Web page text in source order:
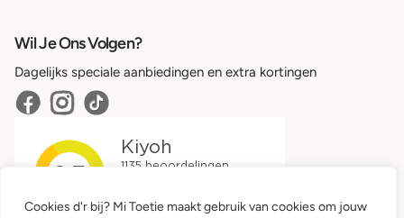
Cookies d'r bij? Mi Toetie maakt gebruik van cookies om jouw
Wil Je Ons Volgen?
Dagelijks speciale aanbiedingen en extra kortingen